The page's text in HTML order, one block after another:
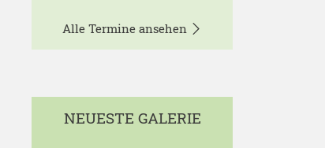
Alle Termine ansehen
NEUESTE GALERIE